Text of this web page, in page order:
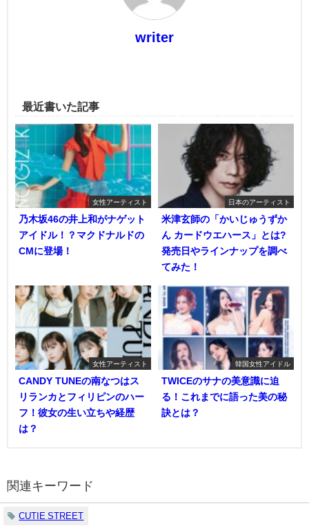
writer
最近書いた記事
女性アーティスト
乃木坂46の井上和がナゲット
アイドル！？マクドナルドの
CMに登場！
日本のアーティスト
米津玄師の「かいじゅうずか
ん カードウエハース」とは?
発売日やラインナップを調べ
てみた！
女性アーティスト
CANDY TUNEの南なつはス
リランカとフィリピンのハー
フ！彼女の生い立ちや経歴
は？
韓国女性アイドル
TWICEのサナの美意識に迫
る！これまでに語った美の秘
訣とは？
関連キーワード
CUTIE STREET︎︎